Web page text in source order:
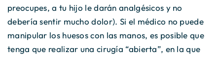
preocupes, a tu hijo le darán analgésicos y no
debería sentir mucho dolor). Si el médico no puede
manipular los huesos con las manos, es posible que
tenga que realizar una cirugía “abierta”, en la que